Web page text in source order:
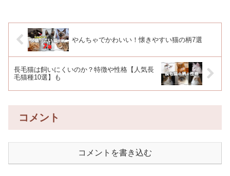
やんちゃでかわいい！懐きやすい猫の柄7選
長毛猫は飼いにくいのか？特徴や性格【人気長
毛猫種10選】も
コメント
コメントを書き込む